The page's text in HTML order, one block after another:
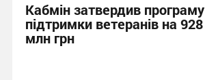
Кабмін затвердив програму
підтримки ветеранів на 928
млн грн